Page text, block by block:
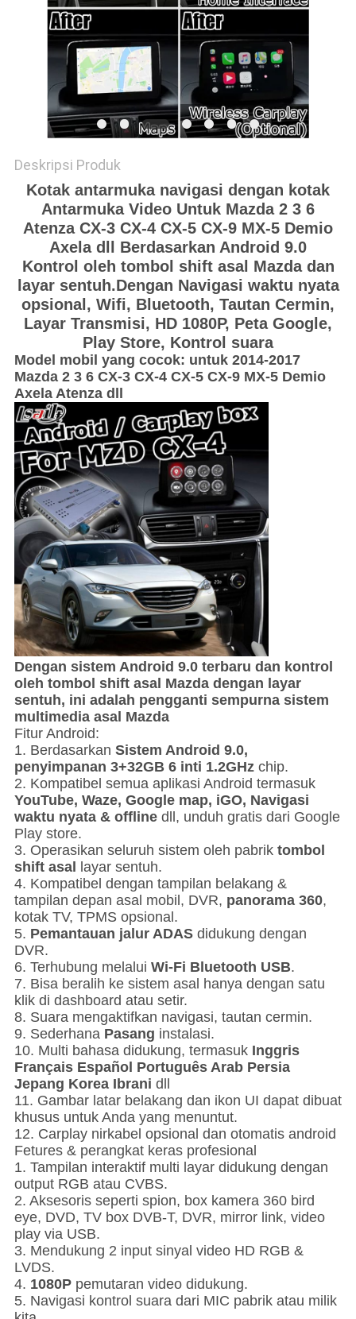
Deskripsi Produk
Kotak antarmuka navigasi dengan kotak
Antarmuka Video Untuk Mazda 2 3 6
Atenza CX-3 CX-4 CX-5 CX-9 MX-5 Demio
Axela dll Berdasarkan Android 9.0
Kontrol oleh tombol shift asal Mazda dan
layar sentuh.Dengan Navigasi waktu nyata
opsional , Wifi, Bluetooth, Tautan Cermin,
Layar Transmisi, HD 1080P, Peta Google,
Play Store, Kontrol suara
Model mobil yang cocok: untuk 2014-2017
Mazda 2 3 6 CX-3 CX-4 CX-5 CX-9 MX-5 Demio
Axela Atenza dll
Dengan sistem Android 9.0 terbaru dan kontrol
oleh tombol shift asal Mazda dengan layar
sentuh, ini adalah pengganti sempurna sistem
multimedia asal Mazda
Fitur Android:
1. Berdasarkan Sistem Android 9.0,
penyimpanan 3+32GB 6 inti 1.2GHz chip.
2. Kompatibel semua aplikasi Android termasuk
YouTube, Waze, Google map, iGO, Navigasi
waktu nyata & offlinedll, unduh gratis dari Google
Play store.
3. Operasikan seluruh sistem oleh pabriktombol
shift asal
layar sentuh.
4. Kompatibel dengan tampilan belakang &
tampilan depan asal mobil, DVR, panorama 360,
kotak TV, TPMS opsional.
5. Pemantauan jalur ADASdidukung dengan
DVR.
6. Terhubung melalui Wi-Fi Bluetooth USB.
7. Bisa beralih ke sistem asal hanya dengan satu
klik di dashboard atau setir.
8. Suara mengaktifkan navigasi, tautan cermin.
9. Sederhana Pasang instalasi.
10. Multi bahasa didukung, termasuk Inggris
Français Español Português Arab Persia
Jepang Korea Ibrani dll
11. Gambar latar belakang dan ikon UI dapat dibuat
khusus untuk Anda yang menuntut.
12. Carplay nirkabel opsional dan otomatis android
Fetures & perangkat keras profesional
1. Tampilan interaktif multi layar didukung dengan
output RGB atau CVBS.
2. Aksesoris seperti spion, box kamera 360 bird
eye, DVD, TV box DVB-T, DVR, mirror link, video
play via USB.
3. Mendukung 2 input sinyal video HD RGB &
LVDS.
4. 1080Ppemutaran video didukung.
5. Navigasi kontrol suara dari MIC pabrik atau milik